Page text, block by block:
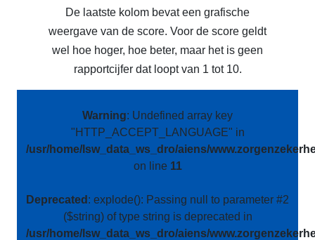
De laatste kolom bevat een grafische
weergave van de score. Voor de score geldt
wel hoe hoger, hoe beter, maar het is geen
rapportcijfer dat loopt van 1 tot 10.
Warning: Undefined array key
"HTTP_ACCEPT_LANGUAGE" in
/usr/home/lsw_data_ws_dro/aiens/
on line 11
Deprecated : explode(): Passing null to parameter #2
($string) of type string is deprecated in
/usr/home/lsw_data_ws_dro/aiens/